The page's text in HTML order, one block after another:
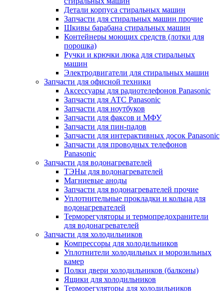
Детали корпуса стиральных машин
Запчасти для стиральных машин прочие
Шкивы барабана стиральных машин
Контейнеры моющих средств (лотки для
порошка)
Ручки и крючки люка для стиральных
машин
Электродвигатели для стиральных машин
Запчасти для офисной техники
Аксессуары для радиотелефонов Panasonic
Запчасти для АТС Panasonic
Запчасти для ноутбуков
Запчасти для факсов и МФУ
Запчасти для пин-падов
Запчасти для интерактивных досок Panasonic
Запчасти для проводных телефонов
Panasonic
Запчасти для водонагревателей
ТЭНы для водонагревателей
Магниевые аноды
Запчасти для водонагревателей прочие
Уплотнительные прокладки и кольца для
водонагревателей
Терморегуляторы и термопредохранители
для водонагревателей
Запчасти для холодильников
Компрессоры для холодильников
Уплотнители холодильных и морозильных
камер
Полки двери холодильников (балконы)
Ящики для холодильников
Терморегуляторы для холодильников